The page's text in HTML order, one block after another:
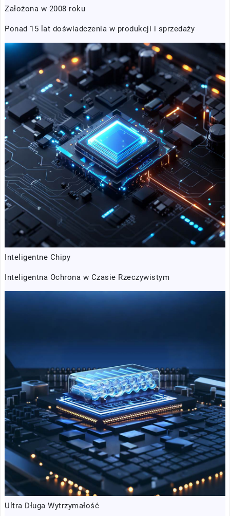
Założona w 2008 roku
Ponad 15 lat doświadczenia w produkcji i sprzedaży
Inteligentne Chipy
Inteligentna Ochrona w Czasie Rzeczywistym
Ultra Długa Wytrzymałość